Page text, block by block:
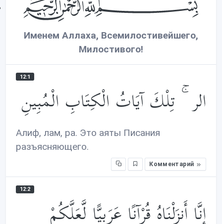
y
e
t
n
Именем Аллаха, Всемилостивейшего,
Милостивого!
12:1
الر ۚ تِلْكَ آيَاتُ الْكِتَابِ الْمُبِينِ
Алиф, лам, ра. Это аяты Писания
разъясняющего.
Комментарий
12:2
إِنَّا أَنزَلْنَاهُ قُرْآنًا عَرَبِيًّا لَّعَلَّكُمْ